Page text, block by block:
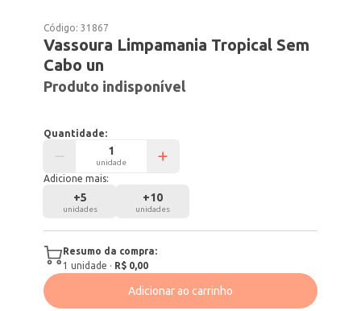
Código:31867
Vassoura Limpamania Tropical Sem
Cabo un
Produto indisponível
Quantidade:
unidade
Adicione mais:
+5
unidades
+10
unidades
Resumo da compra:
1 unidade · R$ 0,00
Adicionar ao carrinho